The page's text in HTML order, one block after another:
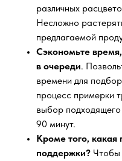
различных
Несложно
предлагаемой
Сэкономьте
в очереди.
времени для
процесс примерки
выбор
90 минут.
Кроме того, какая
поддержки? Чтобы